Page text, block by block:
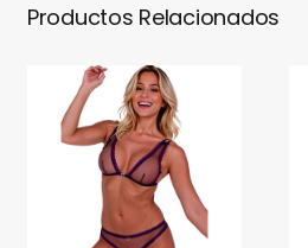
Productos Relacionados